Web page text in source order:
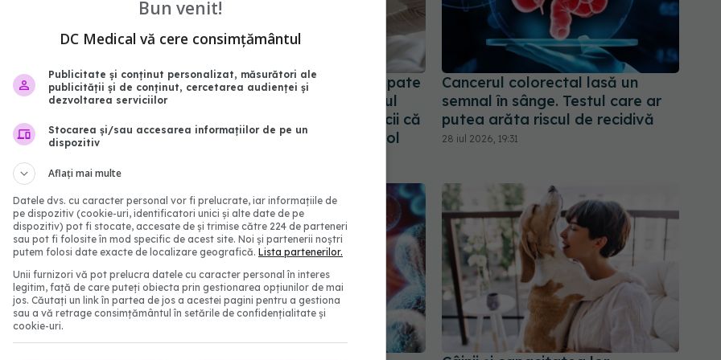
Cancerul în stadiul 4:
esențiale despre
și remisia bolii
Semnul dat de durerea de spate
care poate ascunde cancerul
pancreatic. Când spun medicii că
este cazul să mergi la control
Cancerul colorectal lasă un
semnal în sânge. Testul care ar
putea arăta riscul de recidivă
28 iul 2026, 19:31
Bun venit!
DC Medical vă cere consimțământul
Publicitate și conținut personalizat, măsurători ale
publicității și de conținut, cercetarea audienței și
dezvoltarea serviciilor
Stocarea și/sau accesarea informațiilor de pe un
dispozitiv
Aflați mai multe
Datele dvs. cu caracter personal vor fi prelucrate, iar informațiile de
pe dispozitiv (cookie-uri, identificatori unici și alte date de pe
dispozitiv) pot fi stocate, accesate de și trimise către 224 de parteneri
sau pot fi folosite în mod specific de acest site. Noi și partenerii noștri
putem folosi date exacte de localizare geografică. Lista partenerilor.
Unii furnizori vă pot prelucra datele cu caracter personal în interes
legitim, față de care puteți obiecta prin gestionarea opțiunilor de mai
jos. Căutați un link în partea de jos a acestei pagini pentru a gestiona
sau a vă retrage consimțământul în setările de confidențialitate și
cookie-uri.